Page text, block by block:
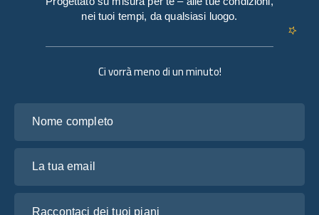
Ci vorrà meno di un minuto!
nei tuoi tempi, da qualsiasi luogo.